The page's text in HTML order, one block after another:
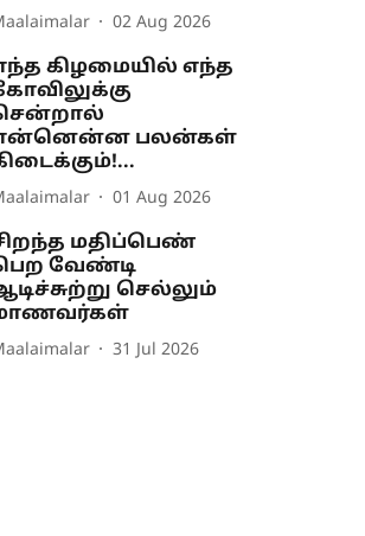
02 Aug 2026
கிழமையில் எந்த
பலன்கள்
01 Aug 2026
மதிப்பெண்
வேண்டி
செல்லும்
31 Jul 2026